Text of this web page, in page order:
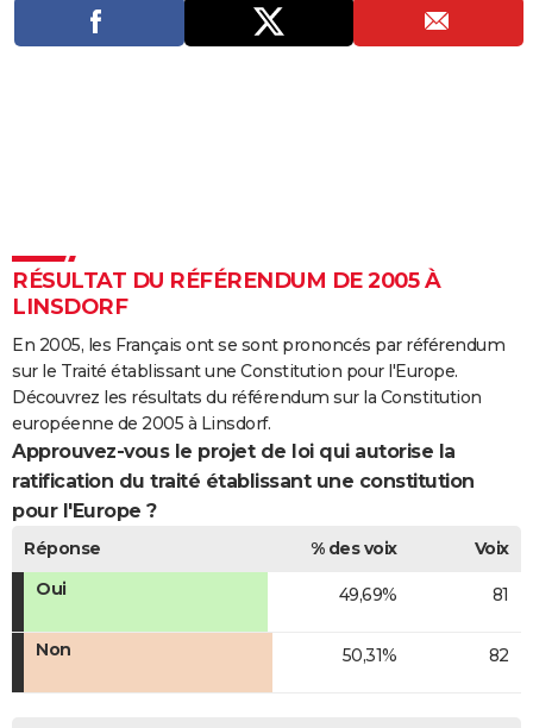
Destinations
Voyage nature
Voyage de noces
Dictionnaire
Biographies
Citations
Expressions
Proverbes
PROGRAMME TV
COPAINS D'AVANT
S'inscrire
Se connecter
Lycées
Collèges
Primaires
Universités
Entreprises
Service militaire
Avis de recherche
AVIS DE DÉCÈS
FORUM
Bricolage
Lifestyle
Culture
Sport
Auto
Television
Voyage
Cinema
RÉSULTAT DU RÉFÉRENDUM DE 2005 À
LINSDORF
En 2005, les Français ont se sont prononcés par référendum
sur le Traité établissant une Constitution pour l'Europe.
Découvrez les résultats du référendum sur la Constitution
européenne de 2005 à Linsdorf.
Approuvez-vous le projet de loi qui autorise la
ratification du traité établissant une constitution
pour l'Europe ?
Réponse % des voix
Voix
Oui
49,69% 81
Non 50,31% 82